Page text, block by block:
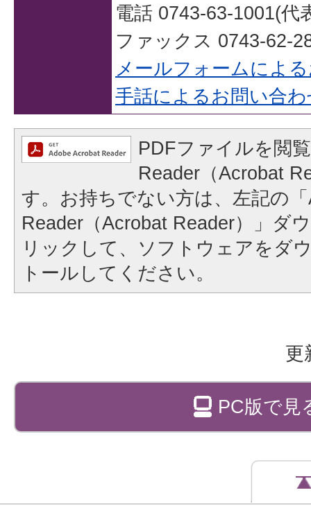
電話 0743-63-1001(代
ファックス 0743-62-
メールフォームによ
手話によるお問い合
PDFファイルを閲
Reader（Acrobat
す。お持ちでない方は、左記の
Reader（Acrobat Reader）」ダ
リックして、ソフトウェアをダ
トールしてください。
更
PC版で見